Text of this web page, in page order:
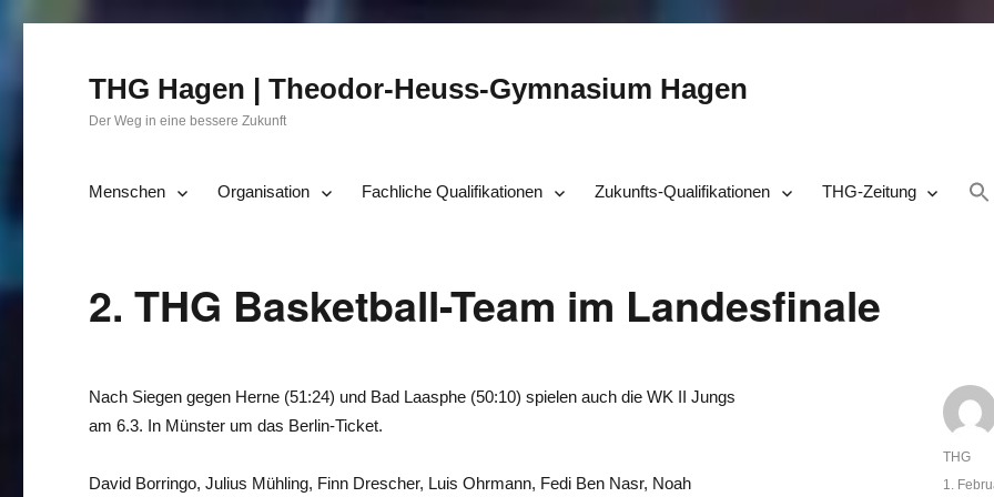
THG Hagen | Theodor-Heuss-Gymnasium Hagen
Der Weg in eine bessere Zukunft
Menschen Organisation Fachliche Qualifikationen Zukunfts-Qualifikationen THG-Zeitung
2. THG Basketball-Team im Landesfinale
Nach Siegen gegen Herne (51:24) und Bad Laasphe (50:10) spielen auch die WK II Jungs
am 6.3. In Münster um das Berlin-Ticket.
David Borringo, Julius Mühling, Finn Drescher, Luis Ohrmann, Fedi Ben Nasr, Noah
Autor
THG
1.